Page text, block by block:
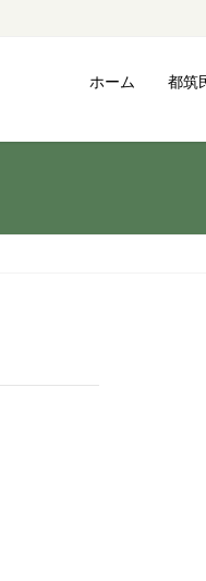
ホーム 都筑